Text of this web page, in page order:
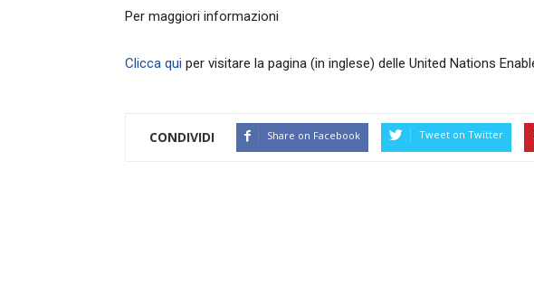
Per maggiori informazioni
Clicca qui per visitare la pagina (in inglese) delle United Nations
CONDIVIDI Share on Facebook Tweet on Twitter